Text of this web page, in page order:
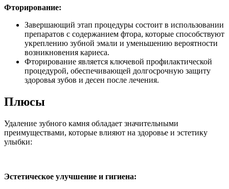
Фторирование:
Завершающий этап процедуры состоит в использовании
препаратов с содержанием фтора, которые способствуют
укреплению зубной эмали и уменьшению вероятности
возникновения кариеса.
Фторирование является ключевой профилактической
процедурой, обеспечивающей долгосрочную защиту
здоровья зубов и десен после лечения.
Плюсы
Удаление зубного камня обладает значительными
преимуществами, которые влияют на здоровье и эстетику
улыбки:
Эстетическое улучшение и гигиена: